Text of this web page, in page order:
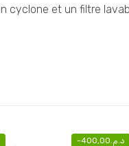
cyclone et un filtre
- د.م. 400,00